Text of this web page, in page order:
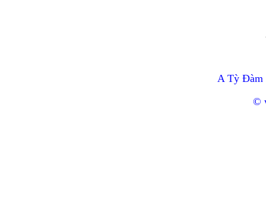
A Tỳ Đàm
©